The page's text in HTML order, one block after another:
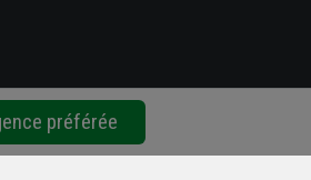
préférée
sociaux !